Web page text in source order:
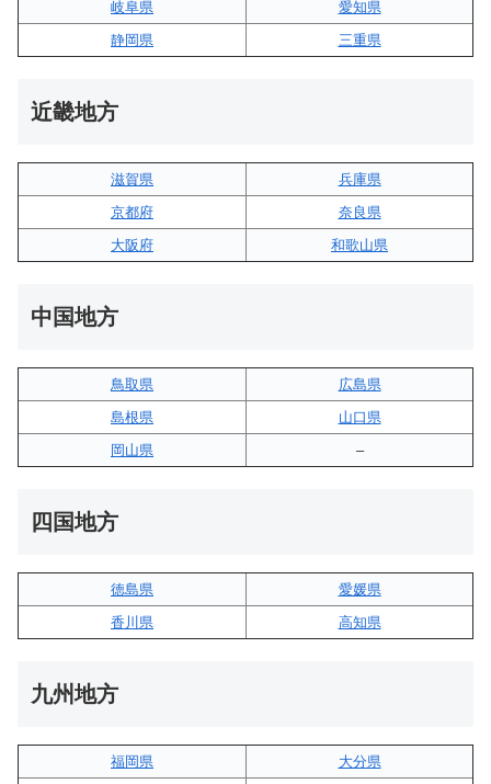
岐阜県
愛知県
静岡県
三重県
近畿地方
滋賀県
兵庫県
京都府
奈良県
大阪府
和歌山県
中国地方
鳥取県
広島県
島根県
山口県
岡山県
–
四国地方
徳島県
愛媛県
香川県
高知県
九州地方
福岡県 大分県